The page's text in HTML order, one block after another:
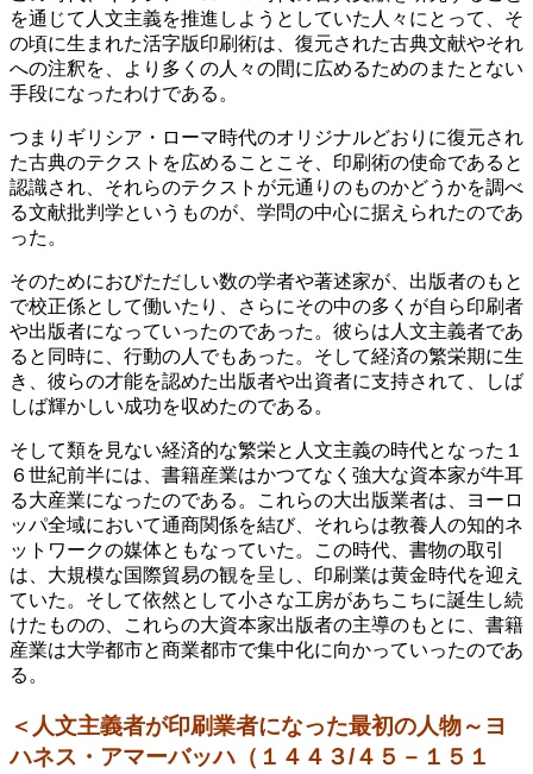
を通じて人文主義を推進しようとしていた人々にとって、そ
の頃に生まれた活字版印刷術は、復元された古典文献やそれ
への注釈を、より多くの人々の間に広めるためのまたとない
手段になったわけである。
つまりギリシア・ローマ時代のオリジナルどおりに復元され
た古典のテクストを広めることこそ、印刷術の使命であると
認識され、それらのテクストが元通りのものかどうかを調べ
る文献批判学というものが、学問の中心に据えられたのであ
った。
そのためにおびただしい数の学者や著述家が、出版者のもと
で校正係として働いたり、さらにその中の多くが自ら印刷者
や出版者になっていったのであった。彼らは人文主義者であ
ると同時に、行動の人でもあった。そして経済の繁栄期に生
き、彼らの才能を認めた出版者や出資者に支持されて、しば
しば輝かしい成功を収めたのである。
そして類を見ない経済的な繁栄と人文主義の時代となった１
６世紀前半には、書籍産業はかつてなく強大な資本家が牛耳
る大産業になったのである。これらの大出版業者は、ヨーロ
ッパ全域において通商関係を結び、それらは教養人の知的ネ
ットワークの媒体ともなっていた。この時代、書物の取引
は、大規模な国際貿易の観を呈し、印刷業は黄金時代を迎え
ていた。そして依然として小さな工房があちこちに誕生し続
けたものの、これらの大資本家出版者の主導のもとに、書籍
産業は大学都市と商業都市で集中化に向かっていったのであ
る。
＜人文主義者が印刷業者になった最初の人物～ヨ
ハネス・アマーバッハ（１４４３/４５－１５１